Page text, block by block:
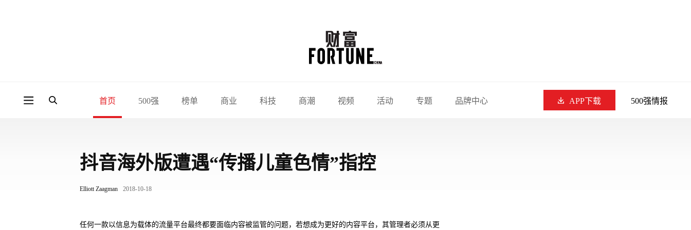
首页 500强 榜单 商业 科技 商潮 视频 活动 专题 品牌中心 APP下载 500强情报
抖音海外版遭遇“传播儿童色情”指控
Elliott Zaagman 2018-10-18
任何一款以信息为载体的流量平台最终都要面临内容被监管的问题，若想成为更好的内容平台，其管理者必须从更